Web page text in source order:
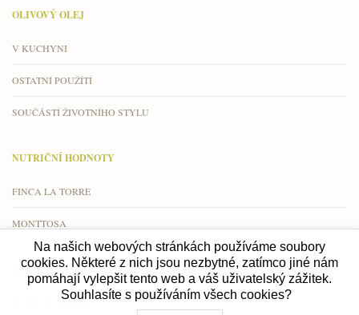
OLIVOVÝ OLEJ
V KUCHYNI
OSTATNÍ POUŽÍTÍ
SOUČÁSTÍ ŽIVOTNÍHO STYLU
NUTRIČNÍ HODNOTY
FINCA LA TORRE
MONTTOSA
ZDRAVÍ
TUKY VE VÝŽIVĚ
Na našich webových stránkách používáme soubory
cookies. Některé z nich jsou nezbytné, zatímco jiné nám
pomáhají vylepšit tento web a váš uživatelský zážitek.
Souhlasíte s používáním všech cookies?